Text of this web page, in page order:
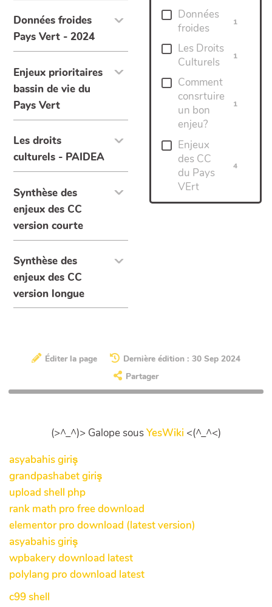
Données
froides
1
Les Droits
Culturels
1
Comment
consrtuire
un bon
enjeu?
1
Enjeux
des CC
du Pays
VErt
4
Données froides
Pays Vert - 2024
Enjeux prioritaires
bassin de vie du
Pays Vert
Les droits
culturels - PAIDEA
Synthèse des
enjeux des CC
version courte
Synthèse des
enjeux des CC
version longue
Éditer la page
Dernière édition : 30 Sep 2024
Partager
(>^_^)> Galope sousYesWiki <(^_^<)
asyabahis giriş
grandpashabet giriş
upload shell php
rank math pro free download
elementor pro download (latest version)
asyabahis giriş
wpbakery download latest
polylang pro download latest
c99 shell